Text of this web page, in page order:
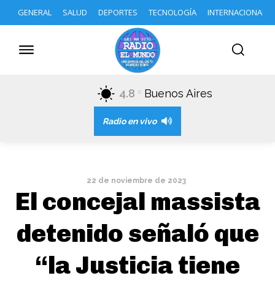
GENERAL SALUD DEPORTES TECNOLOGÍA INTERNACIONAL
4.8 C Buenos Aires
Radio en vivo
22 de noviembre de 2023
El concejal massista
detenido señaló que
“la Justicia tiene